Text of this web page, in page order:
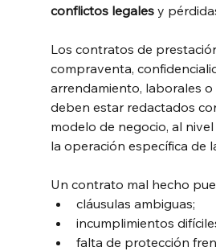
conflictos legales y
Los contratos de
compraventa,
arrendamiento, laborales
deben estar redactados
modelo de negocio, al
la operación específica de
Un contrato mal hecho
cláusulas ambiguas;
incumplimientos
falta de protección